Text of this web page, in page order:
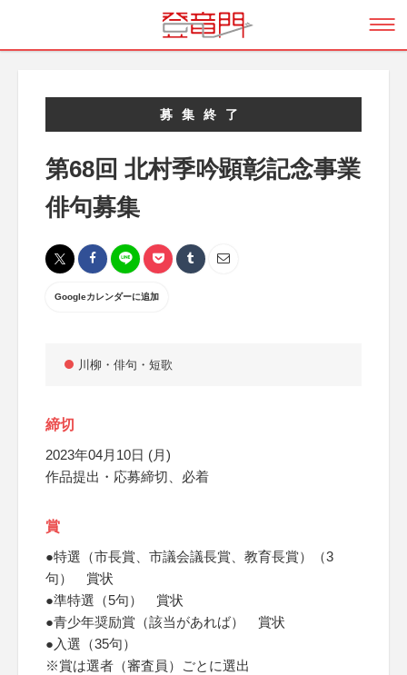
募集終了
第68回 北村季吟顕彰記念事業
俳句募集
Googleカレンダーに追加
川柳・俳句・短歌
締切
2023年04月10日 (月)
作品提出・応募締切、必着
賞
●特選（市長賞、市議会議長賞、教育長賞）（3
句） 賞状
●準特選（5句） 賞状
●青少年奨励賞（該当があれば） 賞状
●入選（35句）
※賞は選者（審査員）ごとに選出